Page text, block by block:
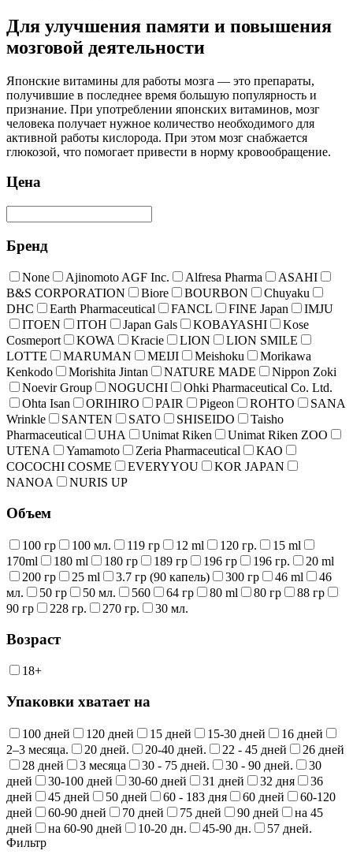
Для улучшения памяти и повышения
мозговой деятельности
Японские витамины для работы мозга — это препараты,
получившие в последнее время большую популярность и
признание. При употреблении японских витаминов, мозг
человека получает нужное количество необходимого для
активной работы кислорода. При этом мозг снабжается
глюкозой, что помогает привести в норму кровообращение.
Цена
Бренд
None Ajinomoto AGF Inc. Alfresa Pharma
ASAHI
B&S CORPORATION
Biore BOURBON
Chuyaku
DHC
Earth Pharmaceutical FANCL FINE Japan
IMJU
ITOEN
ITOH Japan Gals KOBAYASHI
Kose
Cosmeport
KOWA Kracie LION
LION SMILE
LOTTE
MARUMAN MEIJI Meishoku
Morikawa
Kenkodo
Morishita Jintan NATURE MADE
Nippon Zoki
Noevir Group
NOGUCHI
Ohki Pharmaceutical Co. Ltd.
Ohta Isan
ORIHIRO PAIR Pigeon ROHTO
SANA
Wrinkle
SANTEN SATO SHISEIDO
Taisho
Pharmaceutical
UHA Unimat Riken
Unimat Riken ZOO
UTENA
Yamamoto Zeria Pharmaceutical
КАО
COCOCHI COSME
EVERYYOU
KOR JAPAN
NANOA
NURIS UP
Объем
100 гр 100 мл. 119 гр 12 ml 120 гр.
15 ml
170ml
180 ml 180 гр 189 гр 196 гр 196 гр.
20 ml
200 гр
25 ml 3.7 гр (90 капель) 300 гр 46 ml
46
мл.
50 гр 50 мл. 560 64 гр 80 ml 80 гр
88 гр
90 гр
228 гр. 270 гр. 30 мл.
Возраст
18+
Упаковки хватает на
100 дней 120 дней 15 дней 15-30 дней
16 дней
2–3 месяца.
20 дней. 20-40 дней. 22 - 45 дней
26 дней
28 дней
3 месяца 30 - 75 дней. 30 - 90 дней.
30
дней
30-100 дней 30-60 дней 31 дней 32 дня
36
дней
45 дней 50 дней 60 - 183 дня 60 дней
60-120
дней
60-90 дней 70 дней 75 дней 90 дней
на 45
дней
на 60-90 дней 10-20 дн. 45-90 дн.
57 дней.
Фильтр